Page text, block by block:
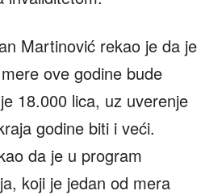
Martinović rekao je da je
ove godine bude
18.000 lica, uz uverenje
godine biti i veći.
da je u program
koji je jedan od mera